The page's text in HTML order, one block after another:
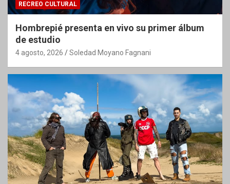
RECREO CULTURAL
Hombrepié presenta en vivo su primer álbum
de estudio
4 agosto, 2026 Soledad Moyano Fagnani